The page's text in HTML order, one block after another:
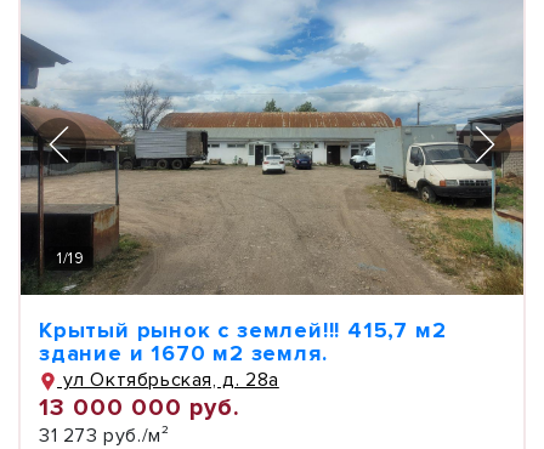
1/19
Крытый рынок с землей!!! 415,7 м2
здание и 1670 м2 земля.
ул Октябрьская, д. 28а
13 000 000 руб.
31 273 руб./м²